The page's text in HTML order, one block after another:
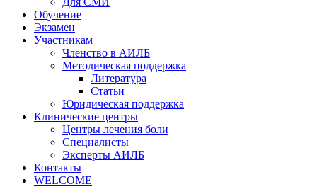
Обучение
Экзамен
Участникам
Членство в АИЛБ
Методическая поддержка
Литература
Статьи
Юридическая поддержка
Клинические центры
Центры лечения боли
Специалисты
Эксперты АИЛБ
Контакты
WELCOME